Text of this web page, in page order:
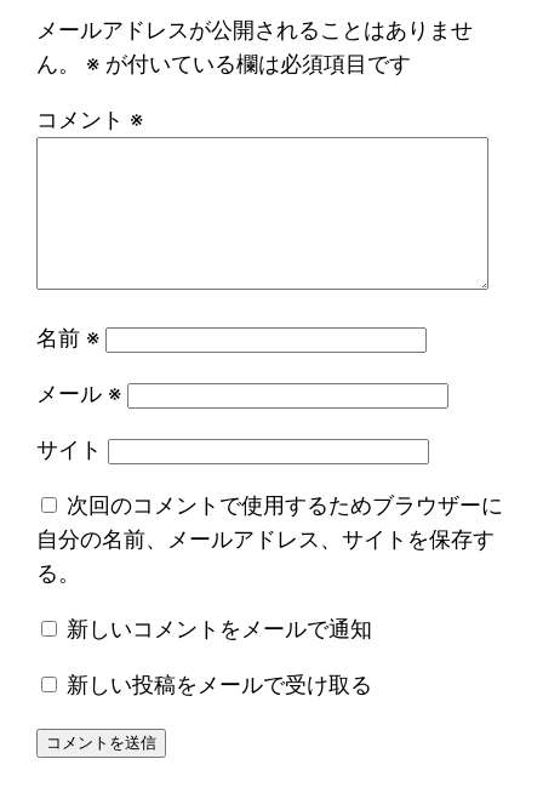
メールアドレスが公開されることはありませ
ん。
※ が付いている欄は必須項目です
コメント ※
名前 ※
メール ※
サイト
次回のコメントで使用するためブラウザーに
自分の名前、メールアドレス、サイトを保存す
る。
新しいコメントをメールで通知
新しい投稿をメールで受け取る